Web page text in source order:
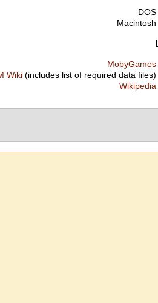
DOS
Macintosh
MobyGames
Wiki (includes list of required data files)
Wikipedia